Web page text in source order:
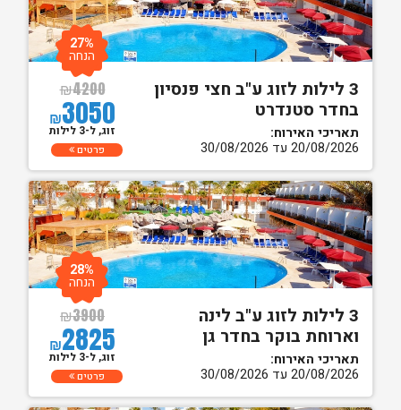
3 לילות לזוג ע"ב חצי פנסיון
בחדר סטנדרט
תאריכי האירוח:
20/08/2026 עד 30/08/2026
₪4200
₪3050
27%
הנחה
זוג, ל-3 לילות
פרטים
3 לילות לזוג ע"ב לינה
וארוחת בוקר בחדר גן
תאריכי האירוח:
20/08/2026 עד 30/08/2026
₪3900
₪2825
28%
הנחה
זוג, ל-3 לילות
פרטים